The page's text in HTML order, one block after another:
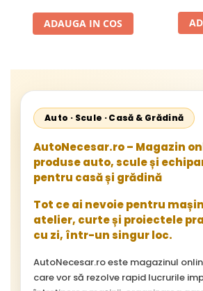
ADAUGA IN COS
Al-
Auto · Scule · Casă & Grădină
AutoNecesar.ro – Magazin
produse auto, scule și
pentru casă și grădină
Tot ce ai nevoie pentru
atelier, curte și proiectele
cu zi, într-un singur loc.
AutoNecesar.ro este magazinul
care vor să rezolve rapid lucrurile